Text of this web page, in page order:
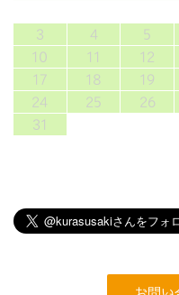
3
4 5
10
11 12
17
18 19
24
25 26
31